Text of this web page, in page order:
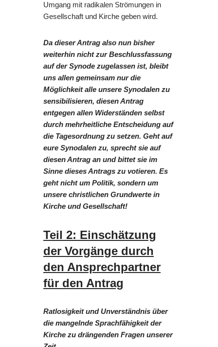
Umgang mit radikalen Strömungen in
Gesellschaft und Kirche geben wird.
Da dieser Antrag also nun bisher
weiterhin nicht zur Beschlussfassung
auf der Synode zugelassen ist, bleibt
uns allen gemeinsam nur die
Möglichkeit alle unsere Synodalen zu
sensibilisieren, diesen Antrag
entgegen allen Widerständen selbst
durch mehrheitliche Entscheidung auf
die Tagesordnung zu setzen. Geht auf
eure Synodalen zu, sprecht sie auf
diesen Antrag an und bittet sie im
Sinne dieses Antrags zu votieren. Es
geht nicht um Politik, sondern um
unsere christlichen Grundwerte in
Kirche und Gesellschaft!
Teil 2: Einschätzung
der Vorgänge durch
den Ansprechpartner
für den Antrag
Ratlosigkeit und Unverständnis über
die mangelnde Sprachfähigkeit der
Kirche zu drängenden Fragen unserer